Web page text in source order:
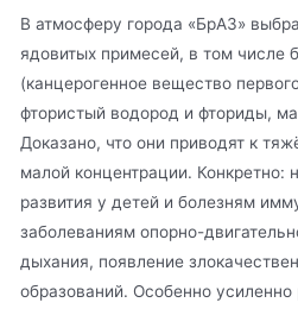
В атмосферу города «БрАЗ»
ядовитых примесей, в том числе
(канцерогенное вещество
фтористый водород и фториды,
Доказано, что они приводят к
малой концентрации. Конкретно:
развития у детей и болезням
заболеваниям опорно-
дыхания, появление
образований. Особенно